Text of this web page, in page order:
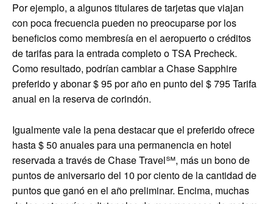
Por ejemplo, a algunos titulares de tarjetas que viajan
con poca frecuencia pueden no preocuparse por los
beneficios como membresía en el aeropuerto o créditos
de tarifas para la entrada completo o TSA Precheck.
Como resultado, podrían cambiar a Chase Sapphire
preferido y abonar$ 95por año en punto del $ 795Tarifa
anual en la reserva de corindón.
Igualmente vale la pena destacar que el preferido ofrece
hasta $ 50 anuales para una permanencia en hotel
reservada a través de Chase Travel℠, más un bono de
puntos de aniversario del 10 por ciento de la cantidad de
puntos que ganó en el año preliminar. Encima, muchas